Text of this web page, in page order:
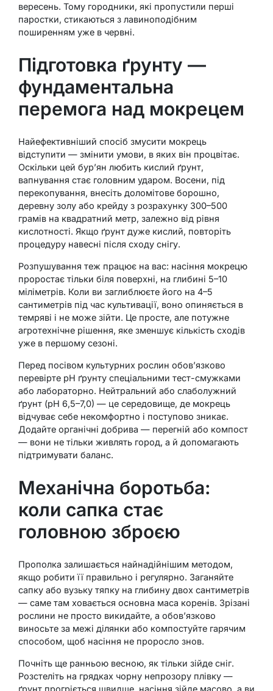
вересень. Тому городники, які пропустили перші
паростки, стикаються з лавиноподібним
поширенням уже в червні.
Підготовка ґрунту —
фундаментальна
перемога над мокрецем
Найефективніший спосіб змусити мокрець
відступити — змінити умови, в яких він процвітає.
Оскільки цей бур’ян любить кислий ґрунт,
вапнування стає головним ударом. Восени, під
перекопування, внесіть доломітове борошно,
деревну золу або крейду з розрахунку 300–500
грамів на квадратний метр, залежно від рівня
кислотності. Якщо ґрунт дуже кислий, повторіть
процедуру навесні після сходу снігу.
Розпушування теж працює на вас: насіння мокрецю
проростає тільки біля поверхні, на глибині 5–10
міліметрів. Коли ви заглиблюєте його на 4–5
сантиметрів під час культивації, воно опиняється в
темряві і не може зійти. Це просте, але потужне
агротехнічне рішення, яке зменшує кількість сходів
уже в першому сезоні.
Перед посівом культурних рослин обов’язково
перевірте рН ґрунту спеціальними тест-смужками
або лабораторно. Нейтральний або слаболужний
ґрунт (рН 6,5–7,0) — це середовище, де мокрець
відчуває себе некомфортно і поступово зникає.
Додайте органічні добрива — перегній або компост
— вони не тільки живлять город, а й допомагають
підтримувати баланс.
Механічна боротьба:
коли сапка стає
головною зброєю
Прополка залишається найнадійнішим методом,
якщо робити її правильно і регулярно. Заганяйте
сапку або вузьку тяпку на глибину двох сантиметрів
— саме там ховається основна маса коренів. Зрізані
рослини не просто викидайте, а обов’язково
виносьте за межі ділянки або компостуйте гарячим
способом, щоб насіння не проросло знов.
Почніть ще ранньою весною, як тільки зійде сніг.
Розстеліть на грядках чорну непрозору плівку —
ґрунт прогріється швидше, насіння зійде масово, а ви